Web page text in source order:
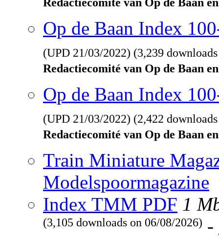
Redactiecomité van Op de Baan
Op de Baan Index
(UPD 21/03/2022) (3,239
Redactiecomité van Op de Baan
Op de Baan Index
(UPD 21/03/2022) (2,422
Redactiecomité van Op de Baan
Train Miniature
Modelspoormagazine
Index TMM PDF 1
(3,105 downloads on 06/08/2026) -